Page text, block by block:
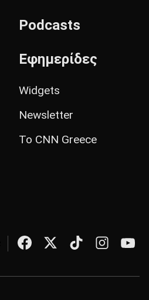
Podcasts
Εφημερίδες
Widgets
Newsletter
Το CNN Greece